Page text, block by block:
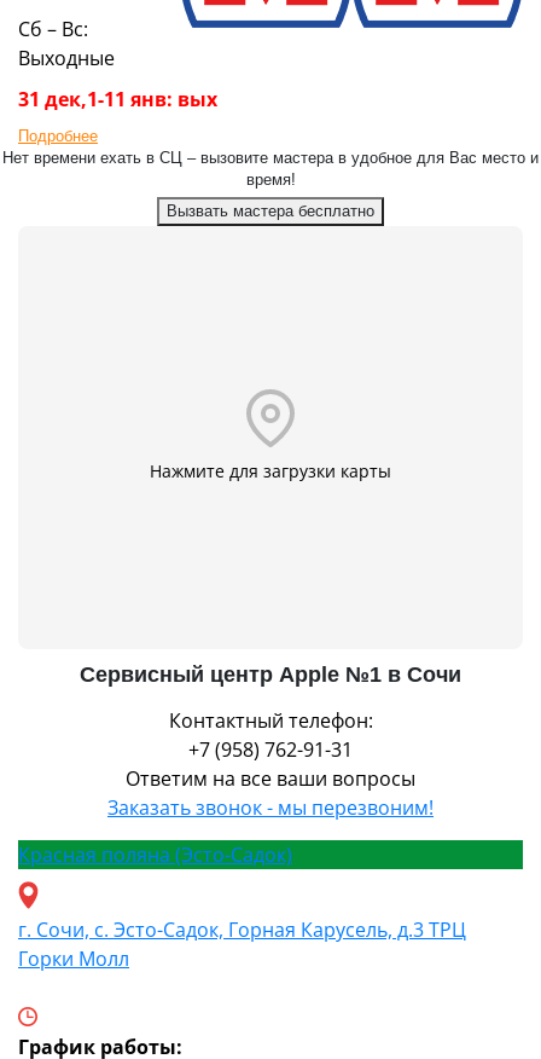
Сб – Вс:
Выходные
31 дек,1-11 янв: вых
Подробнее
Нет времени ехать в СЦ – вызовите мастера в удобное для Вас место и
время!
Вызвать мастера бесплатно
Нажмите для загрузки карты
Сервисный центр Apple №1 в Сочи
Контактный телефон:
+7 (958) 762-91-31
Ответим на все ваши вопросы
Заказать звонок - мы перезвоним!
Красная поляна (Эсто-Садок)
г. Сочи, с. Эсто-Садок, Горная Карусель, д.3 ТРЦ
Горки Молл
График работы: